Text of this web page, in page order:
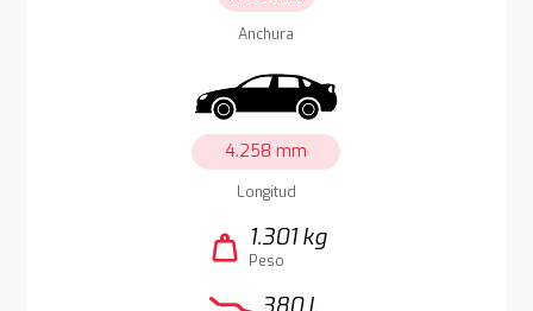
Anchura
4.258 mm
Longitud
weight 1.301 kg
Peso